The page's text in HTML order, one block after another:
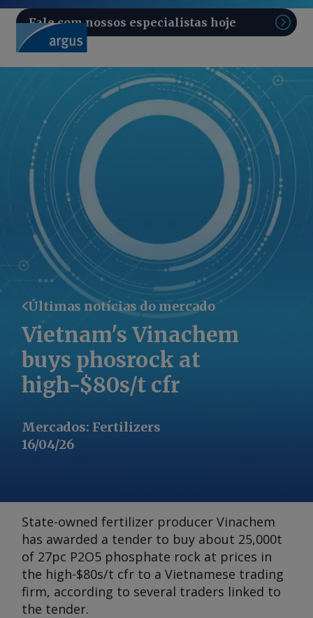
Fale com nossos especialistas hoje
Últimas notícias do mercado
Vietnam's Vinachem
buys phosrock at
high-$80s/t cfr
Mercados: Fertilizers
16/04/26
State-owned fertilizer producer Vinachem
has awarded a tender to buy about 25,000t
of 27pc P2O5 phosphate rock at prices in
the high-$80s/t cfr to a Vietnamese trading
firm, according to several traders linked to
the tender.